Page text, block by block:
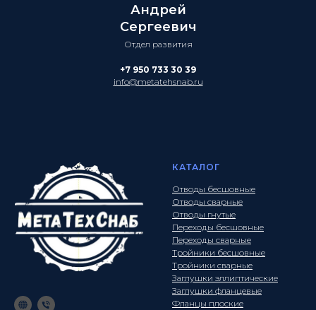
Андрей
Сергеевич
Отдел развития
+7 950 733 30 39
info@metatehsnab.ru
КАТАЛОГ
Отводы бесшовные
Отводы сварные
Отводы гнутые
Переходы бесшовные
Переходы сварные
Тройники бесшовные
Тройники сварные
Заглушки эллиптические
Заглушки фланцевые
Фланцы плоские